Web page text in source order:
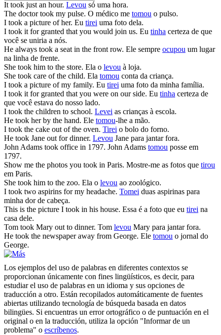
Ittook just an hour. Levou só uma hora.
The doctortook my pulse. O médico me tomou o pulso.
I took a picture of her. Eu tirei uma foto dela.
I took it for granted that you would join us. Eu tinha certeza de que
você se uniria a nós.
He always took a seat in the front row. Ele sempre ocupou um lugar
na linha de frente.
She took him to the store. Ela o levou à loja.
She took care of the child. Ela tomou conta da criança.
I took a picture of my family. Eu tirei uma foto da minha família.
I took it for granted that you were on our side. Eu tinha certeza de
que você estava do nosso lado.
I took the children to school. Levei as crianças à escola.
He took her by the hand. Ele tomou-lhe a mão.
I took the cake out of the oven. Tirei o bolo do forno.
He took Jane out for dinner. Levou Jane para jantar fora.
John Adams took office in 1797. John Adams tomou posse em
1797.
Show me the photos you took in Paris. Mostre-me as fotos que tirou
em Paris.
She took him to the zoo. Ela o levou ao zoológico.
I took two aspirins for my headache. Tomei duas aspirinas para
minha dor de cabeça.
This is the picture I took in his house. Essa é a foto que eu tirei na
casa dele.
Tom took Mary out to dinner. Tom levou Mary para jantar fora.
He took the newspaper away from George. Ele tomou o jornal do
George.
Los ejemplos del uso de palabras en diferentes contextos se
proporcionan únicamente con fines lingüísticos, es decir, para
estudiar el uso de palabras en un idioma y sus opciones de
traducción a otro. Están recopilados automáticamente de fuentes
abiertas utilizando tecnología de búsqueda basada en datos
bilingües. Si encuentras un error ortográfico o de puntuación en el
original o en la traducción, utiliza la opción "Informar de un
problema" o escríbenos.